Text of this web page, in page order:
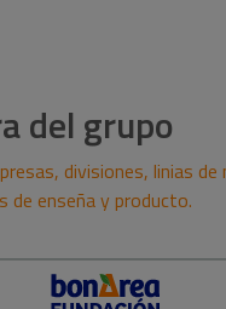
del grupo
divisiones, linias de
de enseña y producto.